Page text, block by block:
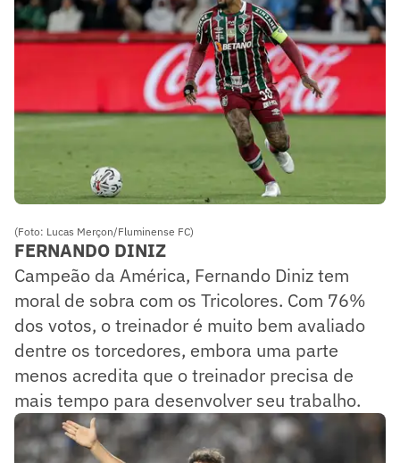
(Foto: Lucas Merçon/Fluminense FC)
FERNANDO DINIZ
Campeão da América, Fernando Diniz tem
moral de sobra com os Tricolores. Com 76%
dos votos, o treinador é muito bem avaliado
dentre os torcedores, embora uma parte
menos acredita que o treinador precisa de
mais tempo para desenvolver seu trabalho.